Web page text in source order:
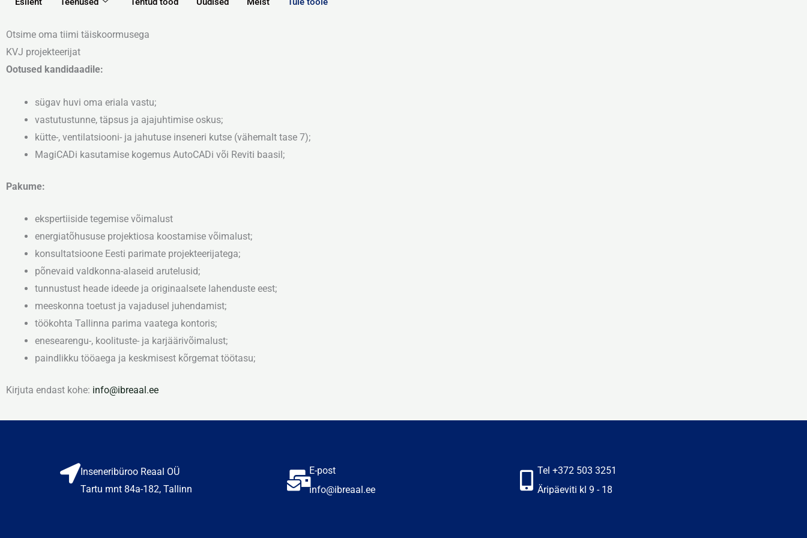
Otsime oma tiimi täiskoormusega
KVJ projekteerijat
Ootused kandidaadile:
sügav huvi oma eriala vastu;
vastutustunne, täpsus ja ajajuhtimise oskus;
kütte-, ventilatsiooni- ja jahutuse inseneri kutse (vähemalt tase 7);
MagiCADi kasutamise kogemus AutoCADi või Reviti baasil;
Pakume:
ekspertiiside tegemise võimalust
energiatõhususe projektiosa koostamise võimalust;
konsultatsioone Eesti parimate projekteerijatega;
põnevaid valdkonna-alaseid arutelusid;
tunnustust heade ideede ja originaalsete lahenduste eest;
meeskonna toetust ja vajadusel juhendamist;
töökohta Tallinna parima vaatega kontoris;
enesearengu-, koolituste- ja karjäärivõimalust;
paindlikku tööaega ja keskmisest kõrgemat töötasu;
Kirjuta endast kohe: info@ibreaal.ee
Inseneribüroo Reaal OÜ
Tartu mnt 84a-182, Tallinn
E-post
info@ibreaal.ee
Tel +372 503 3251
Äripäeviti kl 9 - 18